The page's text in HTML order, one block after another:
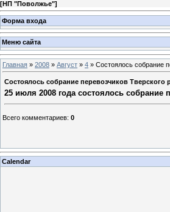
[НП "Поволжье"]
Форма входа
Меню сайта
Главная » 2008 » Август » 4 » Состоялось собрание
Состоялось собрание перевозчиков Тверского
25 июля 2008 года состоялось собрание
Всего комментариев: 0
Calendar